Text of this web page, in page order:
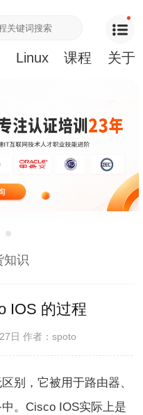
Linux 课程 关于
知识
IOS 的过程
27日作者：spoto
别，它被用于路由器、
。Cisco IOS实际上是